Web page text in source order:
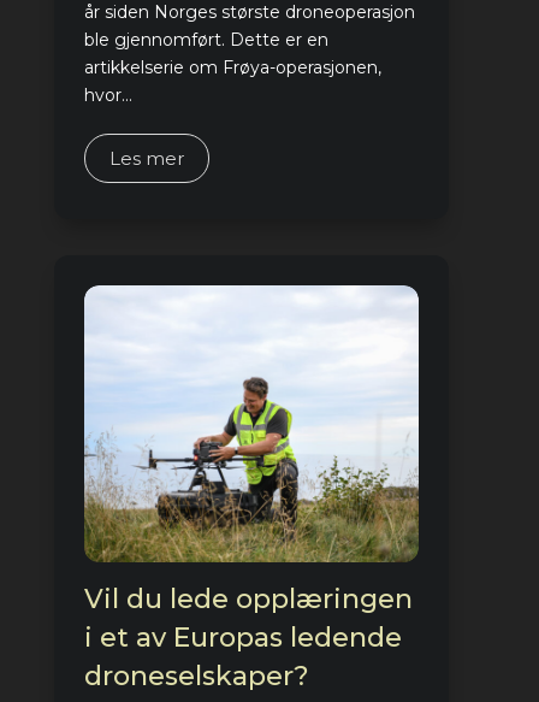
år siden Norges største droneoperasjon
ble gjennomført. Dette er en
artikkelserie om Frøya-operasjonen,
hvor...
Les mer
Vil du lede opplæringen
i et av Europas ledende
droneselskaper?